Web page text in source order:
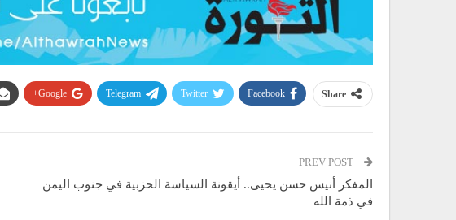
Share
Facebook
Twitter
Telegram
Google+
المفكر أنيس حسن يحيى.. أيقونة السياسة الحزبية في جنوب اليمن
في ذمة الله